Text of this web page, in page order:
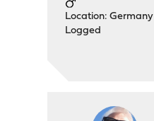
Location: Germany
Logged